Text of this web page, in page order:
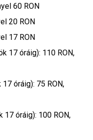
60 RON
20 RON
17 RON
17 óráig): 110 RON,
óráig): 75 RON,
óráig): 100 RON,